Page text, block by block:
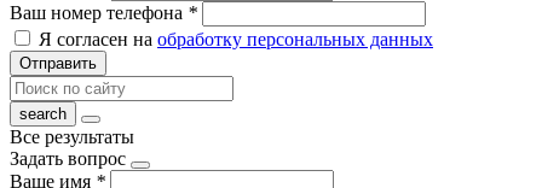
Ваш номер телефона *
Я согласен на обработку персональных данных
Отправить
Все результаты
Задать вопрос
Ваше имя *